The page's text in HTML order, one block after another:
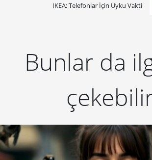
IKEA: Telefonlar İçin Uyku Vakti
Bunlar da